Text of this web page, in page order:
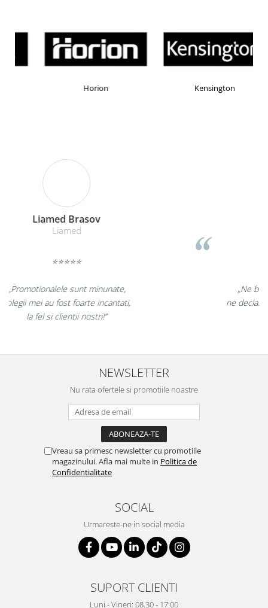
Horion Kensington
„Corectitudine, promptitudine!
Furnizarea in timp util a formularelor
cu regim special catre toate punctele din tara!"
NEWSLETTER
Nu rata ofertele si promotiile noastre
Vreau sa primesc newsletter cu promotiile
magazinului. Afla mai multe in Politica de
Confidentialitate
SOCIAL
Urmareste-ne in social media
SUPORT CLIENTI
Luni - Vineri: 08.30 - 17:00